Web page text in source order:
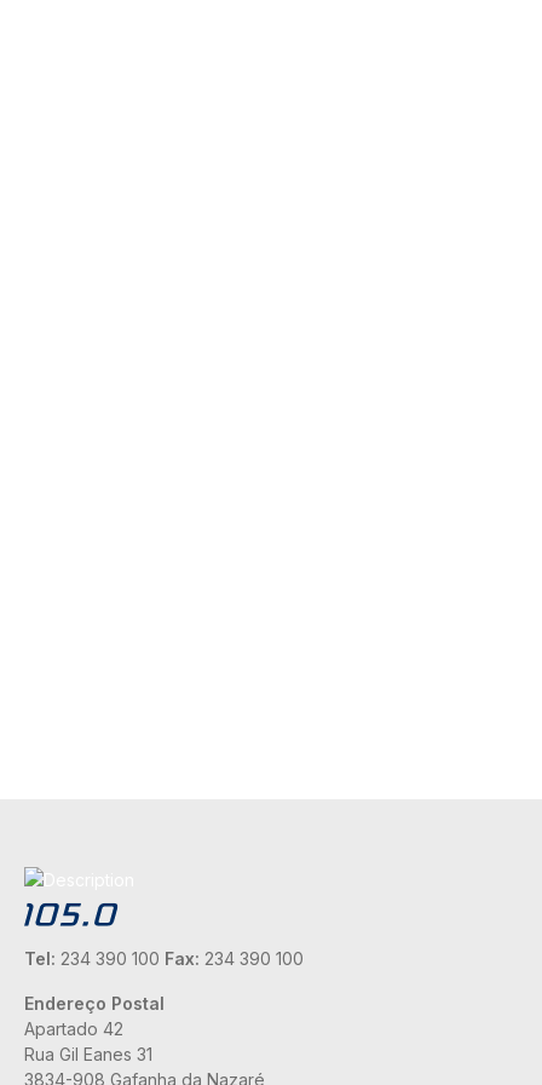
Tel: 234 390 100 Fax: 234 390 100
Endereço Postal
Apartado 42
Rua Gil Eanes 31
3834-908 Gafanha da Nazaré